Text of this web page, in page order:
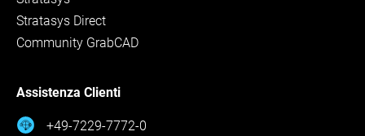
Stratasys Direct
Community GrabCAD
Assistenza Clienti
+49-7229-7772-0